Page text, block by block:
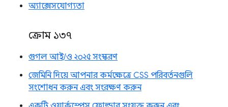
অ্যাক্সেসযোগ্যতা
ক্রোম ১৩৭
গুগল আই/ও ২০২৫ সংস্করণ
জেমিনি দিয়ে আপনার কর্মক্ষেত্রে CSS পরিবর্তনগুলি
সংশোধন করুন এবং সংরক্ষণ করুন